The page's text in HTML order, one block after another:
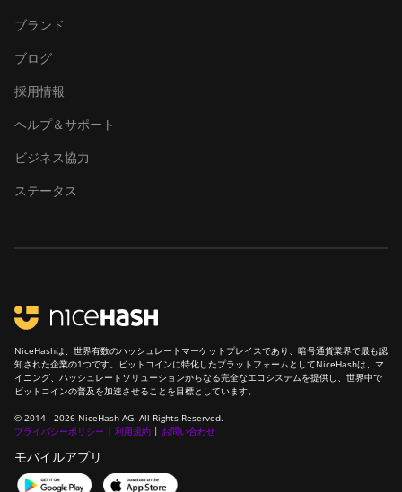
ブランド
ブログ
採用情報
ヘルプ＆サポート
ビジネス協力
ステータス
NiceHashは、世界有数のハッシュレートマーケットプレイスであり、暗号通貨業界で最も認
知された企業の1つです。ビットコインに特化したプラットフォームとしてNiceHashは、マ
イニング、ハッシュレートソリューションからなる完全なエコシステムを提供し、世界中で
ビットコインの普及を加速させることを目標としています。
© 2014 - 2026 NiceHash AG. All Rights Reserved.
プライバシーポリシー | 利用規約 | お問い合わせ
モバイルアプリ